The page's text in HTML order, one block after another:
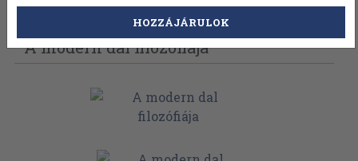
Vissza az előző oldalra Válasszon példányt
A modern dal filozófiája
HOZZÁJÁRULOK